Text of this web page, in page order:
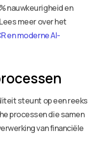
nauwkeurigheid en
meer over het
en moderne AI-
steunt op een reeks
processen die samen
van financiële